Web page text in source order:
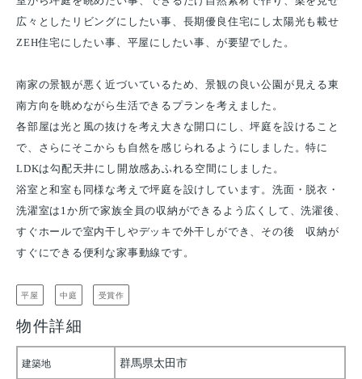
広々としたリビングにしたい事、長期優良住宅にし太陽光も載せ
ZEH住宅にしたい事、平屋にしたい事、が要望でした。
南家の景観が悪く近づいているため、景観の良い公園が見える東
南方向を眺めながら生活できるプランを考えました。
各部屋は光と風の抜けを考え大きな開口にし、坪庭を設けること
で、さらにそこからも自然を感じられるようにしました。特に
LDKは勾配天井にし開放感あふれる空間にしました。
浴室と和室も同様な考えで坪庭を設けしています。洗面・脱衣・
洗濯室は1か所で家族全員の収納ができるよう広くして、洗濯後、
すぐホールで室内干しやデッキで外干しができ、その後 収納が
すぐにできる便利な家事動線です。
平屋 中庭 受賞作
物件詳細
建築地 群馬県太田市